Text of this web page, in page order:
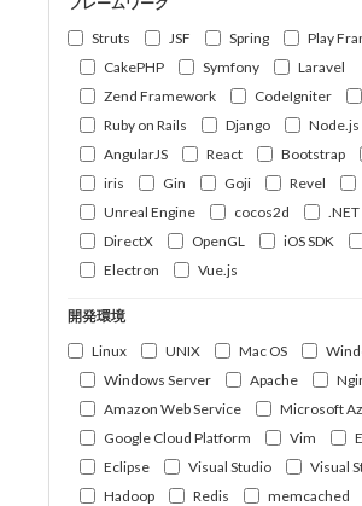
Struts
JSF Spring
Play
CakePHP
Symfony
Laravel
Zend Framework
CodeIgniter
Ruby on Rails
Django Node.js
AngularJS
React Bootstrap
iris
Gin Goji Revel
Unreal Engine
cocos2d
DirectX
OpenGL iOS SDK
Electron
Vue.js
開発環境
Linux
UNIX Mac OS
Windows Server
Apache
Amazon Web Service
Microsoft
Google Cloud Platform
Vim
Eclipse
Visual Studio
Visual
Hadoop
Redis
memcached